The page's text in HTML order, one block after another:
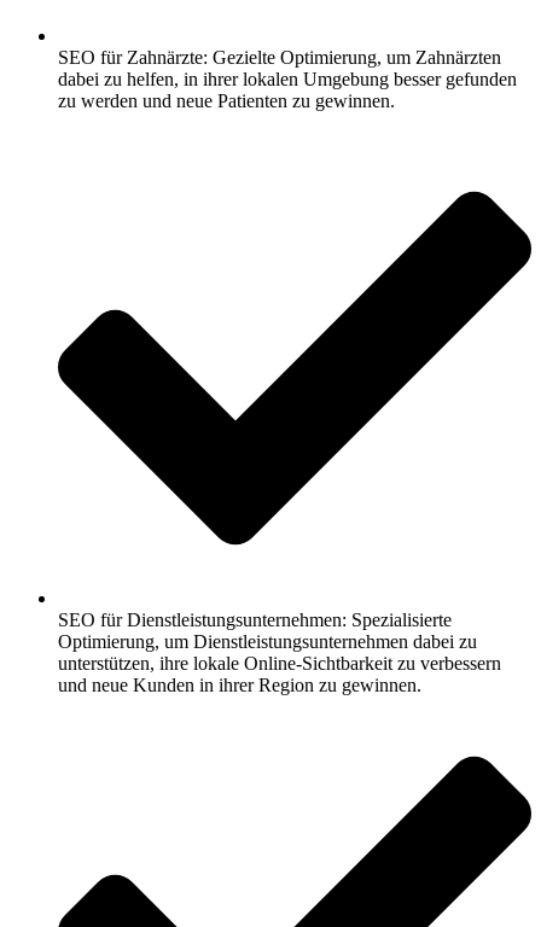
SEO für Zahnärzte: Gezielte Optimierung, um Zahnärzten
dabei zu helfen, in ihrer lokalen Umgebung besser gefunden
zu werden und neue Patienten zu gewinnen.
SEO für Dienstleistungsunternehmen: Spezialisierte
Optimierung, um Dienstleistungsunternehmen dabei zu
unterstützen, ihre lokale Online-Sichtbarkeit zu verbessern
und neue Kunden in ihrer Region zu gewinnen.